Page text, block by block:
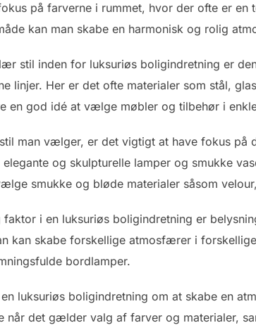
på farverne i rummet, hvor der ofte er
kan man skabe en harmonisk og rolig
stil inden for luksuriøs boligindretning er
linjer. Her er det ofte materialer som stål,
en god idé at vælge møbler og tilbehør i
man vælger, er det vigtigt at have fokus
og skulpturelle lamper og smukke
smukke og bløde materialer såsom
faktor i en luksuriøs boligindretning er
kan skabe forskellige atmosfærer i
bordlamper.
luksuriøs boligindretning om at skabe en
når det gælder valg af farver og materialer,